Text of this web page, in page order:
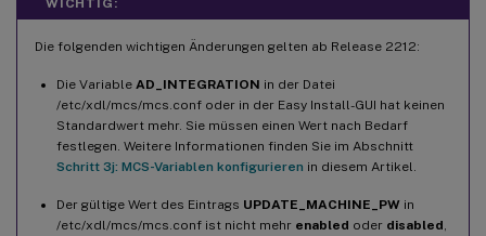
Die folgenden wichtigen Änderungen gelten ab Release 2212:
Die Variable AD_INTEGRATION in der Datei
/etc/xdl/mcs/mcs.conf oder in der Easy Install-GUI hat keinen
Standardwert mehr. Sie müssen einen Wert nach Bedarf
festlegen. Weitere Informationen finden Sie im Abschnitt
Schritt 3j: MCS-Variablen konfigurieren in diesem Artikel.
Der gültige Wert des Eintrags UPDATE_MACHINE_PW in
/etc/xdl/mcs/mcs.conf ist nicht mehr enabled oder disabled